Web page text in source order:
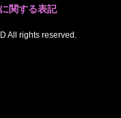
関する表記
All rights reserved.